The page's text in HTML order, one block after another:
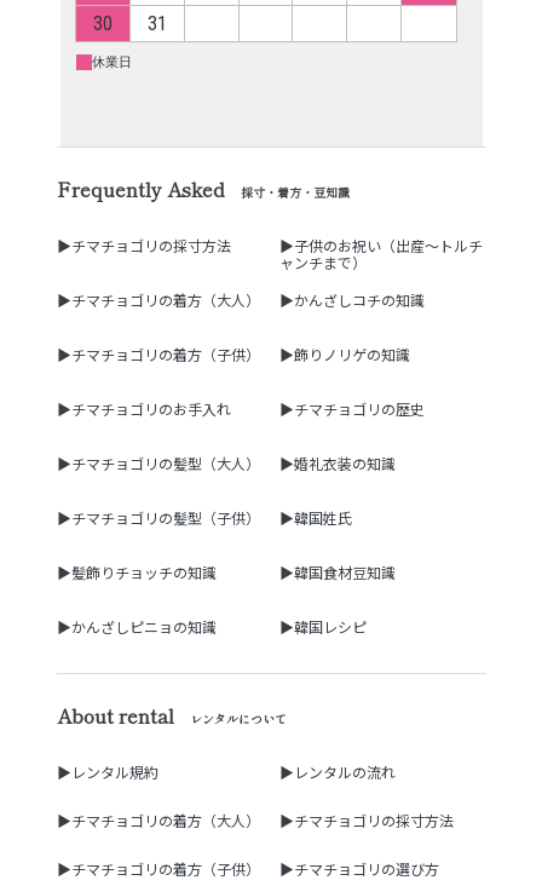
Frequently Asked 採寸・着方・豆知識
▶チマチョゴリの採寸方法
▶子供のお祝い（出産～トルチ
ャンチまで）
▶チマチョゴリの着方（大人）
▶かんざしコチの知識
▶チマチョゴリの着方（子供） ▶飾りノリゲの知識
▶チマチョゴリのお手入れ ▶チマチョゴリの歴史
▶チマチョゴリの髪型（大人） ▶婚礼衣装の知識
▶チマチョゴリの髪型（子供） ▶韓国姓氏
▶髪飾りチョッチの知識 ▶韓国食材豆知識
▶かんざしピニョの知識 ▶韓国レシピ
About rental レンタルについて
▶レンタル規約 ▶レンタルの流れ
▶チマチョゴリの着方（大人） ▶チマチョゴリの採寸方法
▶チマチョゴリの着方（子供） ▶チマチョゴリの選び方